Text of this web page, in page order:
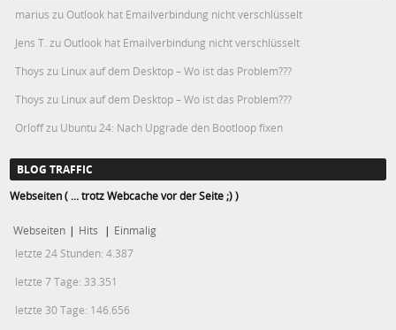
marius zu Outlook hat Emailverbindung nicht verschlüsselt
Jens T. zu Outlook hat Emailverbindung nicht verschlüsselt
Thoys zu Linux auf dem Desktop – Wo ist das Problem???
Thoys zu Linux auf dem Desktop – Wo ist das Problem???
Orloffzu Ubuntu 24: Nach Upgrade den Bootloop fixen
BLOG TRAFFIC
Webseiten ( ... trotz Webcache vor der Seite ;) )
Webseiten | Hits | Einmalig
letzte 24 Stunden:4.387
letzte 7 Tage: 33.351
letzte 30 Tage: 146.656